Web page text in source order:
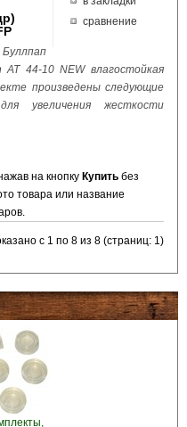
сравнение
AT 44-10 NEW влагостойкая
произведены следующие
увеличения жесткости
на кнопку Купить без
товара или название
с 1 по 8 из 8 (страниц: 1)